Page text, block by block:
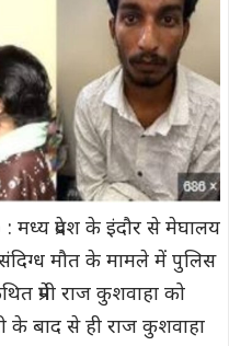
प्रदेश के इंदौर से मेघालय
मौत के मामले में पुलिस
प्रेमी राज कुशवाहा को
के बाद से ही राज कुशवाहा